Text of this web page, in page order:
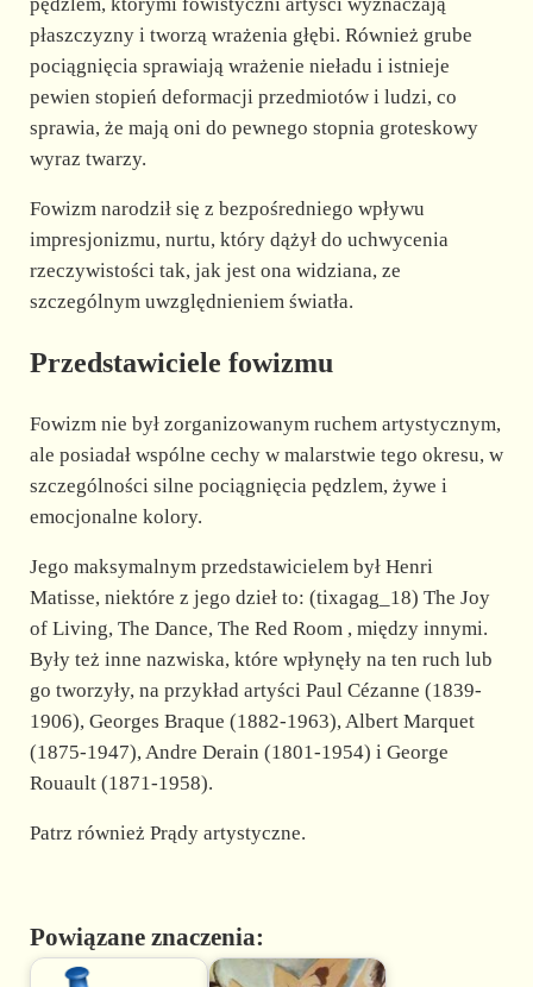
płaszczyzny i tworzą wrażenia głębi. Również grube
pociągnięcia sprawiają wrażenie nieładu i istnieje
pewien stopień deformacji przedmiotów i ludzi, co
sprawia, że mają oni do pewnego stopnia groteskowy
wyraz twarzy.
Fowizm narodził się z bezpośredniego wpływu
impresjonizmu, nurtu, który dążył do uchwycenia
rzeczywistości tak, jak jest ona widziana, ze
szczególnym uwzględnieniem światła.
Przedstawiciele fowizmu
Fowizm nie był zorganizowanym ruchem artystycznym,
ale posiadał wspólne cechy w malarstwie tego okresu, w
szczególności silne pociągnięcia pędzlem, żywe i
emocjonalne kolory.
Jego maksymalnym przedstawicielem był Henri
Matisse, niektóre z jego dzieł to: (tixagag_18) The Joy
of Living, The Dance, The Red Room , między innymi.
Były też inne nazwiska, które wpłynęły na ten ruch lub
go tworzyły, na przykład artyści Paul Cézanne (1839-
1906), Georges Braque (1882-1963), Albert Marquet
(1875-1947), Andre Derain (1801-1954) i George
Rouault (1871-1958).
Patrz również Prądy artystyczne.
Powiązane znaczenia: